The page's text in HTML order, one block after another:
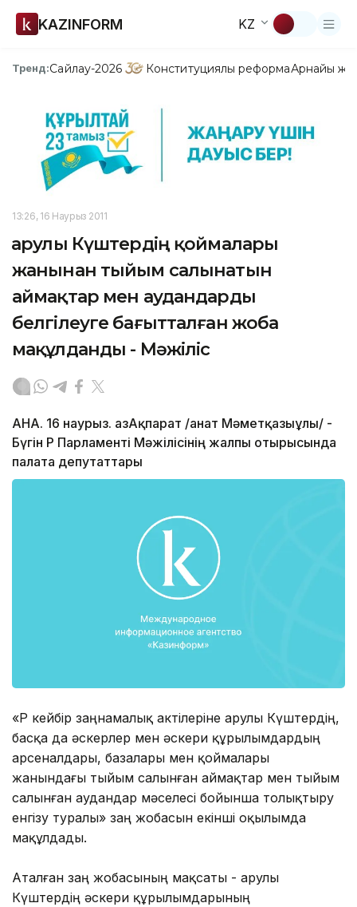
KAZINFORM KZ
Тренд:Сайлау-2026 Конституциялық реформаАрнайы
13:26, 16 Наурыз 2011
Қарулы Күштердің қоймалары
жанынан тыйым салынатын
аймақтар мен аудандарды
белгілеуге бағытталған жоба
мақұлданды - Мәжіліс
АНА. 16 наурыз. ҚазАқпарат /Қанат Мәметқазыұлы/ -
Бүгін ҚР Парламенті Мәжілісінің жалпы отырысында
палата депутаттары
«ҚР кейбір заңнамалық актілеріне Қарулы Күштердің,
басқа да әскерлер мен әскери құрылымдардың
арсеналдары, базалары мен қоймалары
жанындағы тыйым салынған аймақтар мен тыйым
салынған аудандар мәселесі бойынша толықтыру
енгізу туралы» заң жобасын екінші оқылымда
мақұлдады.
Аталған заң жобасының мақсаты - Қарулы
Күштердің әскери құрылымдарының